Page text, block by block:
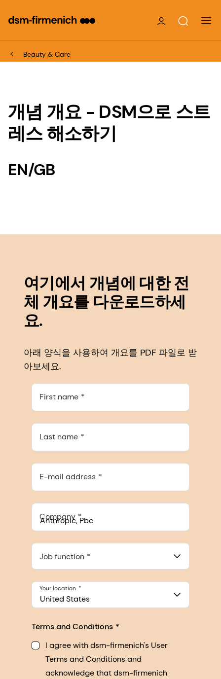
Beauty & Care
개념 개요 - DSM으로 스트
레스 해소하기
EN/GB
여기에서 개념에 대한 전
체 개요를 다운로드하세
요.
아래 양식을 사용하여 개요를 PDF 파일로 받
아보세요.
First name
Last name
E-mail address
Company
548 Market St Pmb 90375, San Francisco, California, US
Job function
United States
Your location
Terms and Conditions
I agree with dsm-firmenich's User
Terms and Conditions and
acknowledge that dsm-firmenich